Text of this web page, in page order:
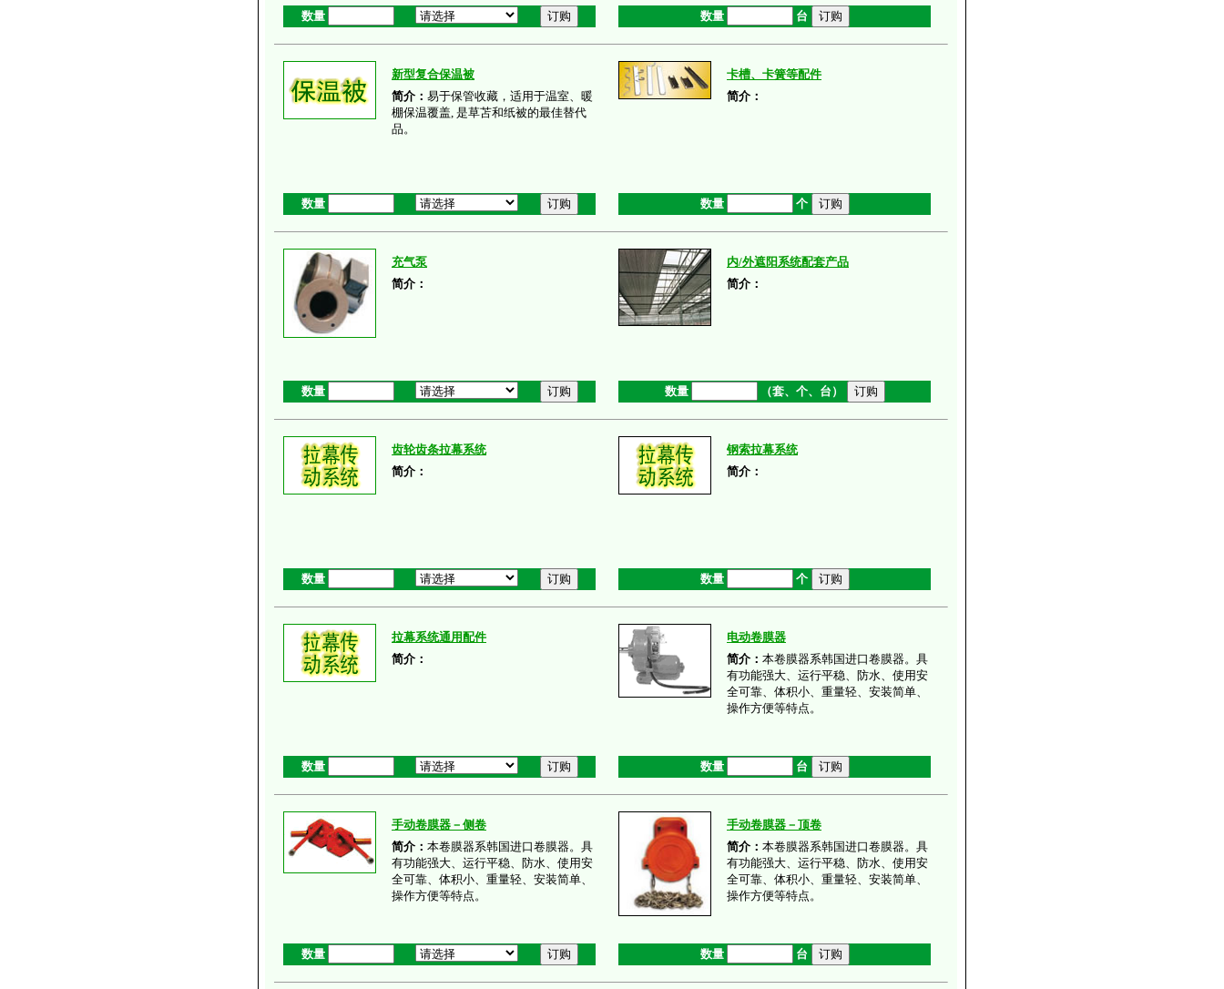
数量 数量 台
新型复合保温被
简介： 易于保管收藏，适用于温室、暖
棚保温覆盖, 是草苫和纸被的最佳替代
品。
数量
卡槽、卡簧等配件
简介：
数量 个
充气泵
简介：
数量
内/外遮阳系统配套产品
简介：
数量 （套、个、台）
齿轮齿条拉幕系统
简介：
数量
钢索拉幕系统
简介：
数量 个
拉幕系统通用配件
简介：
数量
电动卷膜器
简介： 本卷膜器系韩国进口卷膜器。具
有功能强大、运行平稳、防水、使用安
全可靠、体积小、重量轻、安装简单、
操作方便等特点。
数量 台
手动卷膜器－侧卷
简介： 本卷膜器系韩国进口卷膜器。具
有功能强大、运行平稳、防水、使用安
全可靠、体积小、重量轻、安装简单、
操作方便等特点。
数量
手动卷膜器－顶卷
简介： 本卷膜器系韩国进口卷膜器。具
有功能强大、运行平稳、防水、使用安
全可靠、体积小、重量轻、安装简单、
操作方便等特点。
数量 台